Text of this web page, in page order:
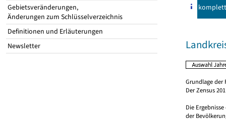
Gebietsveränderungen,
Änderungen zum Schlüsselverzeichnis
Definitionen und Erläuterungen
Newsletter
komplett
Grundlage der
Der Zensus
Die
der